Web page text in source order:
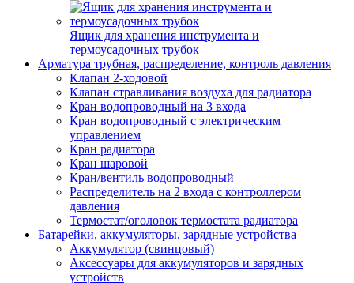
Ящик для хранения инструмента и
термоусадочных трубок
Арматура трубная, распределение, контроль давления
Клапан 2-ходовой
Клапан стравливания воздуха для радиатора
Кран водопроводный на 3 входа
Кран водопроводный с электрическим
управлением
Кран радиатора
Кран шаровой
Кран/вентиль водопроводный
Распределитель на 2 входа с контроллером
давления
Термостат/оголовок термостата радиатора
Батарейки, аккумуляторы, зарядные устройства
Аккумулятор (свинцовый)
Аксессуары для аккумуляторов и зарядных
устройств